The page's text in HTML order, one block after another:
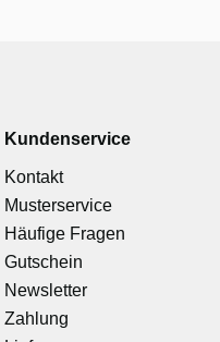
Kundenservice
Kontakt
Musterservice
Häufige Fragen
Gutschein
Newsletter
Zahlung